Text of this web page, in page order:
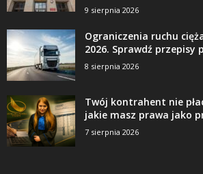
9 sierpnia 2026
Ograniczenia ruchu
2026. Sprawdź przepisy
8 sierpnia 2026
Twój kontrahent nie
jakie masz prawa jako
7 sierpnia 2026